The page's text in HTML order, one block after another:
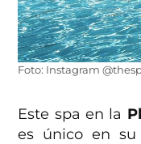
Foto: Instagram
Este spa en la
es único en su